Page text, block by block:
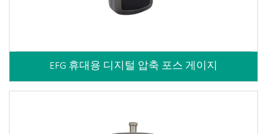
EFG 휴대용 디지털 압축 포스 게이지